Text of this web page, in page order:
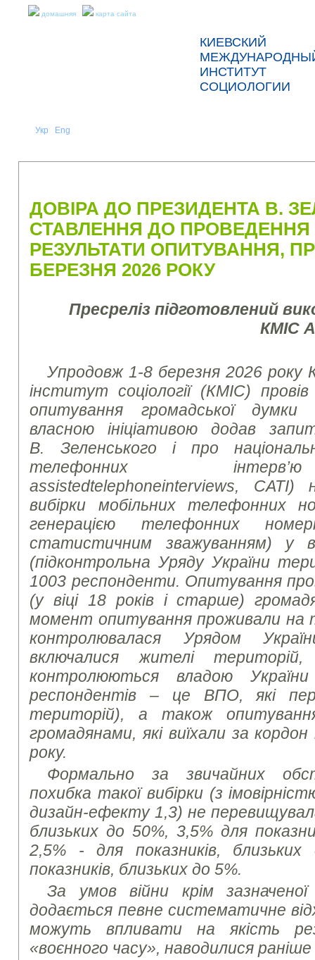
домашняя карта сайта
КИЕВСКИЙ
ИНСТИТУТ
СОЦИОЛОГИИ
Укр Eng
ДОВІРА ДО ПРЕЗИДЕНТА В.
СТАВЛЕННЯ ДО ПРОВЕДЕННЯ
РЕЗУЛЬТАТИ ОПИТУВАННЯ,
БЕРЕЗНЯ 2026 РОКУ
Пресреліз підготовлений
КМІС
Упродовж 1-8 березня 2026 року
інститут соціології (КМІС) провів
опитування громадської
власною ініціативою додав
В. Зеленського і про
телефонних
assistedtelephoneinterviews, CATI)
вибірки мобільних телефонних
генерацією телефонних
статистичним зважуванням) у
(підконтрольна Уряду України
1003 респонденти. Опитування
(у віці 18 років і старше)
момент опитування проживали на
контролювалася Урядом
включалися жителі
контролюються владою
респондентів – це ВПО, які
територій), а також
громадянами, які виїхали за
року.
Формально за звичайних
похибка такої вибірки (з
дизайн-ефекту 1,3) не
близьких до 50%, 3,5% для
2,5% - для показників,
показників, близьких до 5%.
За умов війни крім
додається певне систематичне
можуть впливати на якість
«воєнного часу», наводилися